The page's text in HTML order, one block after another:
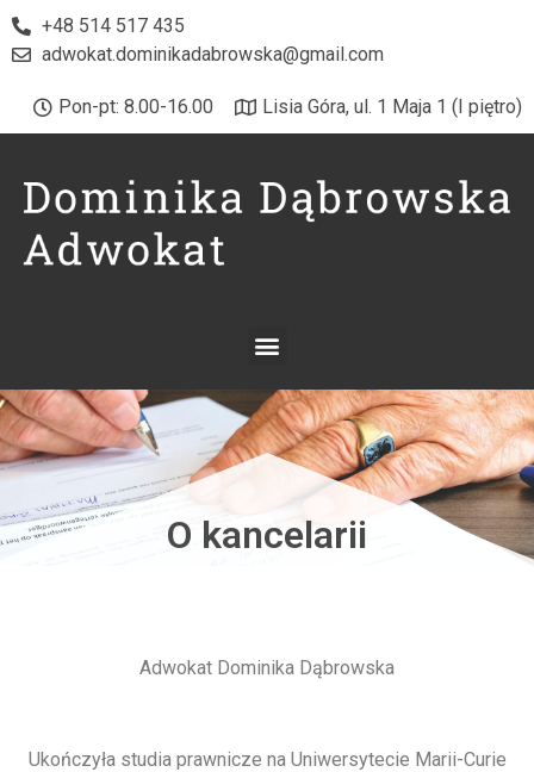
+48 514 517 435
adwokat.dominikadabrowska@gmail.com
Pon-pt: 8.00-16.00 Lisia Góra, ul. 1 Maja 1 (I piętro)
O kancelarii
Adwokat Dominika Dąbrowska
Ukończyła studia prawnicze na Uniwersytecie Marii-Curie